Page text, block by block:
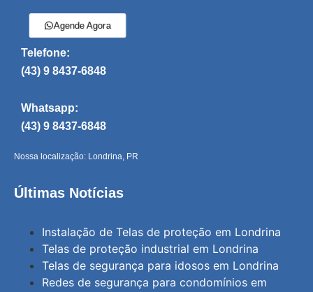
Agende Agora
Telefone:
(43) 9 8437-6848
Whatsapp:
(43) 9 8437-6848
Nossa localização: Londrina, PR
Últimas Notícias
Instalação de Telas de proteção em Londrina
Telas de proteção industrial em Londrina
Telas de segurança para idosos em Londrina
Redes de segurança para condomínios em